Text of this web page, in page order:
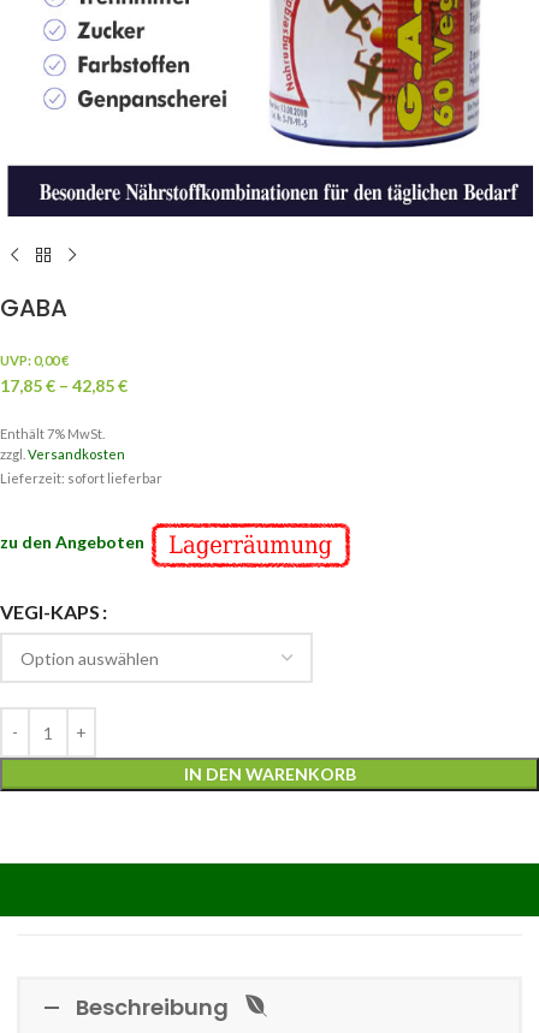
GABA
UVP:0,00€
17,85€ – 42,85€
Enthält 7% MwSt.
zzgl. Versandkosten
Lieferzeit: sofort lieferbar
zu den Angeboten
VEGI-KAPS
IN DEN WARENKORB
Beschreibung